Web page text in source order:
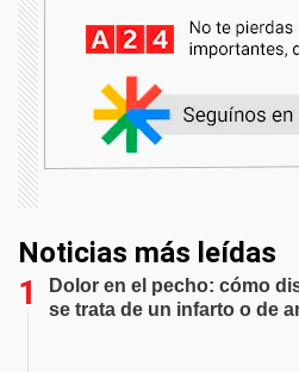
Noticias más leídas
Dolor en el pecho: cómo
se trata de un infarto o de